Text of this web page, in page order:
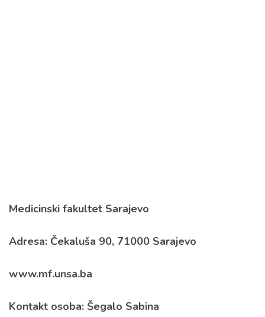
Medicinski fakultet Sarajevo
Adresa: Čekaluša 90, 71000 Sarajevo
www.mf.unsa.ba
Kontakt osoba: Šegalo Sabina